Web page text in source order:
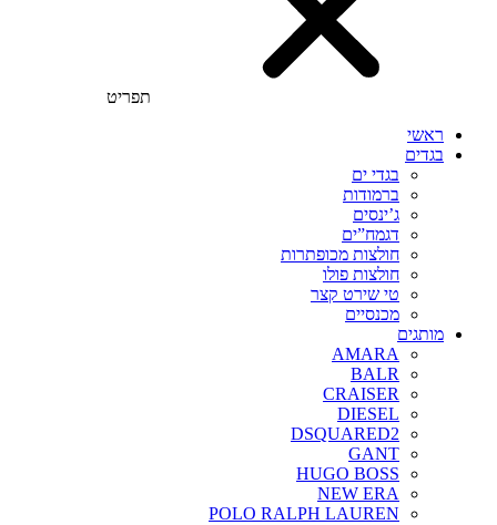
תפריט
ראשי
בגדים
בגדי ים
ברמודות
ג’ינסים
דגמח”ים
חולצות מכופתרות
חולצות פולו
טי שירט קצר
מכנסיים
מותגים
AMARA
BALR
CRAISER
DIESEL
DSQUARED2
GANT
HUGO BOSS
NEW ERA
POLO RALPH LAUREN